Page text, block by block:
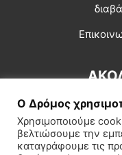
Ο Δρόμος
Χρησιμοποιούμε
βελτιώσουμε την
καταγράφουμε τις